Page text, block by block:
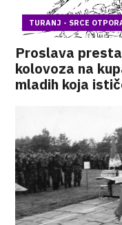
TURANJ - SRCE
Proslava
kolovoza na
mladih koja